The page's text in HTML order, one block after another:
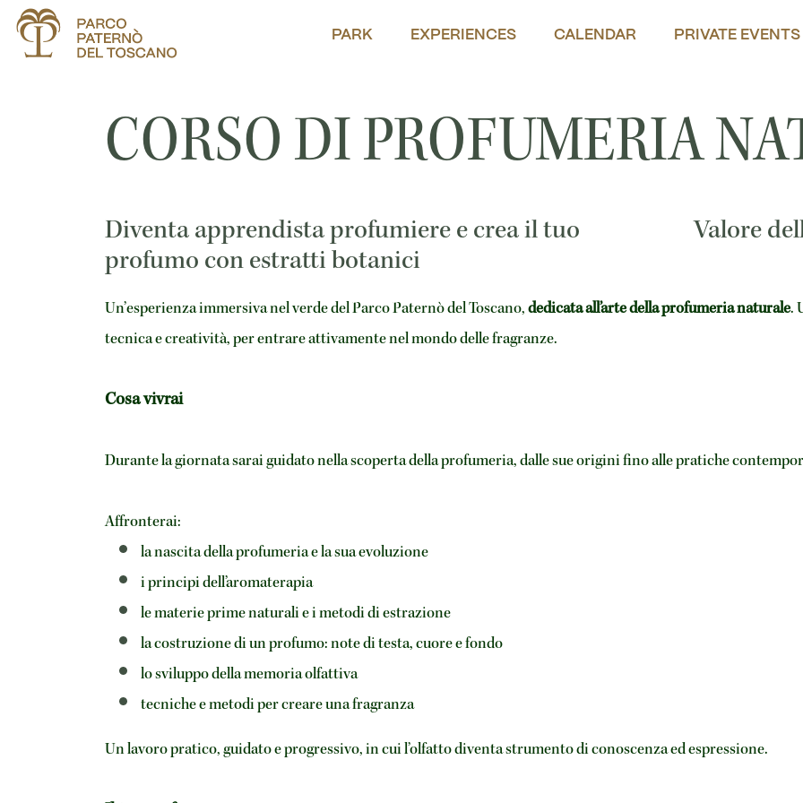
PARK EXPERIENCES CALENDAR PRIVATE EVENTS
CORSO DI PROFUMERIA
Diventa apprendista profumiere e crea il tuo
profumo con estratti botanici
Valore
Un’esperienza immersiva nel verde del Parco Paternò del Toscano,dedicata all’arte della profumeria naturale.
tecnica e creatività, per entrare attivamente nel mondo delle fragranze.
Cosa vivrai
Durante la giornata sarai guidato nella scoperta della profumeria, dalle sue origini fino alle pratiche
Affronterai:
la nascita della profumeria e la sua evoluzione
i principi dell’aromaterapia
le materie prime naturali e i metodi di estrazione
la costruzione di un profumo: note di testa, cuore e fondo
lo sviluppo della memoria olfattiva
tecniche e metodi per creare una fragranza
Un lavoro pratico, guidato e progressivo, in cui l’olfatto diventa strumento di conoscenza ed espressione.